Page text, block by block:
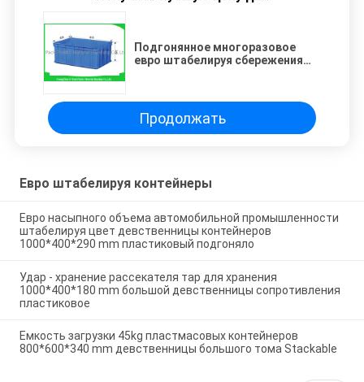
Подгонянное многоразовое
евро штабелируя сбережения
Продолжать
Евро штабелируя контейнеры
Евро насыпного объема автомобильной промышленности
штабелируя цвет девственницы контейнеров
1000*400*290 mm пластиковый подгоняло
Удар - хранение рассекателя тар для хранения
1000*400*180 mm большой девственницы сопротивления
пластиковое
Емкость загрузки 45kg пластмасовых контейнеров
800*600*340 mm девственницы большого тома Stackable